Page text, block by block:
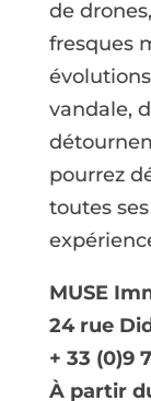
de
fresques
vandale,
pourrez
toutes
MUSE
24 rue
+ 33 (0)9
À partir